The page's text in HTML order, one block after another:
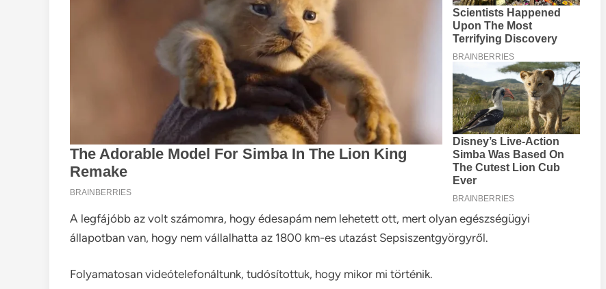
A legfájóbb az volt számomra, hogy édesapám nem lehetett ott, mert olyan egészségügyi
állapotban van, hogy nem vállalhatta az 1800 km-es utazást Sepsiszentgyörgyről.
Folyamatosan videótelefonáltunk, tudósítottuk, hogy mikor mi történik.